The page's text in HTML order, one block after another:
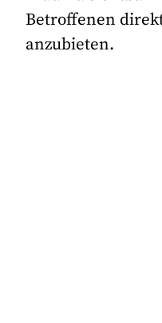
Betroffenen
anzubieten.